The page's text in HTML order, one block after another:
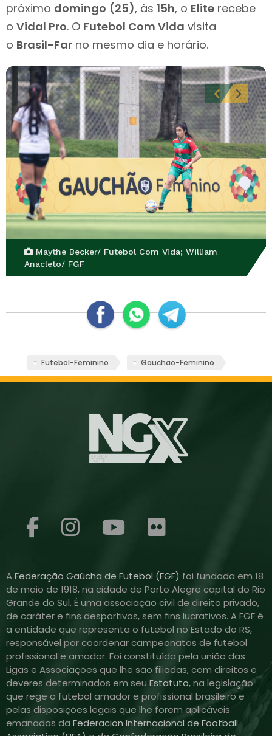
próximo domingo (25), às 15h, o Elite recebe
o Vidal Pro. O Futebol Com Vida visita
o Brasil-Far no mesmo dia e horário.
Maythe Becker/ Futebol Com Vida; William
Anacleto/ FGF
Futebol-Feminino Gauchao-Feminino
AFederação Gaúcha de Futebol (FGF) foi fundada em 18
de maio de 1918, na cidade de Porto Alegre capital do Rio
Grande do Sul. É uma associação civil de direito privado,
de caráter e fins desportivos, sem fins lucrativos. A FGF é
a entidade que representa o futebol no Estado do RS,
responsável por coordenar campeonatos de futebol
profissional e amador. Foi constituída pela união das
Ligas e Associações que lhe são filiadas, com direitos e
deveres determinados em seu Estatuto, na legislação
que rege o futebol amador e profissional brasileiro e
pelas disposições legais que lhe forem aplicáveis
emanadas da Federacion Internacional de Football